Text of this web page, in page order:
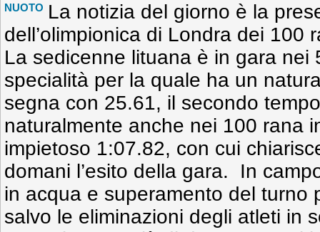
NUOTO La notizia del giorno è la
dell’olimpionica di Londra dei 100
La sedicenne lituana è in gara nei
specialità per la quale ha un
segna con 25.61, il secondo
naturalmente anche nei 100 rana
impietoso 1:07.82, con cui
domani l’esito della gara. In
in acqua e superamento del turno
salvo le eliminazioni degli atleti in